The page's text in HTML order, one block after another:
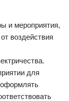
и мероприятия,
воздействия
для
оформлять